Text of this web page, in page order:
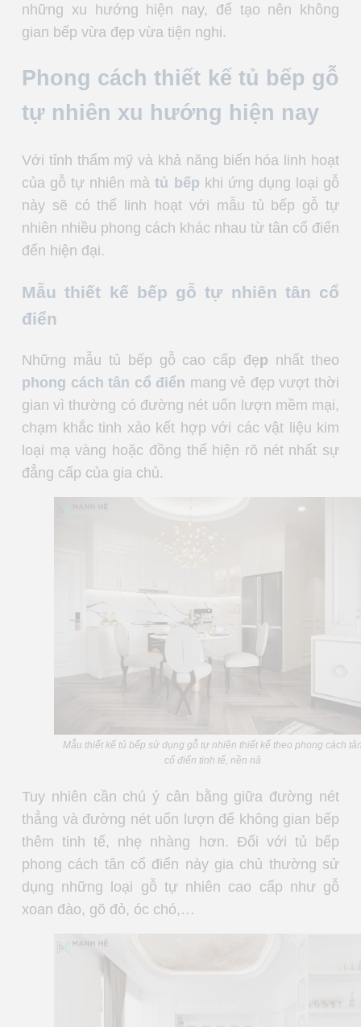
những xu hướng hiện nay, để tạo nên không
gian bếp vừa đẹp vừa tiện nghi.
Phong cách thiết kế tủ bếp gỗ
tự nhiên xu hướng hiện nay
Với tỉnh thẩm mỹ và khả năng biến hóa linh hoạt
của gỗ tự nhiên màtủ bếp khi ứng dụng loại gỗ
này sẽ có thể linh hoạt với mẫu tủ bếp gỗ tự
nhiên nhiều phong cách khác nhau từ tân cổ điển
đến hiện đại.
Mẫu thiết kế bếp gỗ tự nhiên tân cổ
điển
Những mẫu tủ bếp gỗ cao cấp đẹp nhất theo
phong cách tân cổ điển mang vẻ đẹp vượt thời
gian vì thường có đường nét uốn lượn mềm mại,
chạm khắc tinh xảo kết hợp với các vật liệu kim
loại mạ vàng hoặc đồng thể hiện rõ nét nhất sự
đẳng cấp của gia chủ.
Mẫu thiết kế tủ bếp sử dụng gỗ tự nhiên thiết kế theo phong cách
cổ điển tinh tế, nền nã
Tuy nhiên cần chú ý cân bằng giữa đường nét
thẳng và đường nét uốn lượn để không gian bếp
thêm tinh tế, nhẹ nhàng hơn. Đối với tủ bếp
phong cách tân cổ điển này gia chủ thường sử
dụng những loại gỗ tự nhiên cao cấp như gỗ
xoan đào, gõ đỏ, óc chó,…